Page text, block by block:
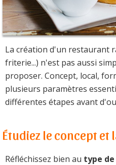
La création d'un restaurant
friterie...) n'est pas aussi
proposer. Concept, local,
plusieurs paramètres
différentes étapes avant
Étudiez le concept et
Réfléchissez bien au type